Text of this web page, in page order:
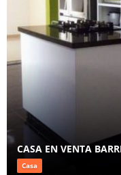
CASA EN VENTA
Casa